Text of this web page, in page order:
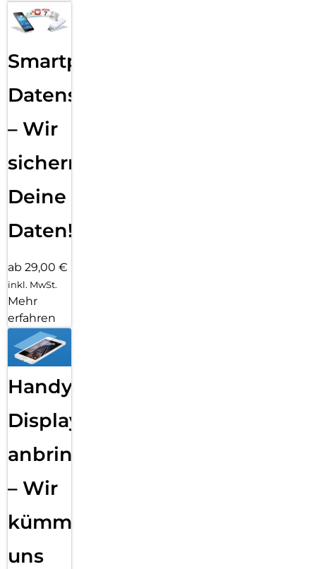
Smartphone
Datensicherung
– Wir
sichern
Deine
Daten!
ab 29,00 €
inkl. MwSt.
Mehr
erfahren
Handy
Displayfolie
anbringen
– Wir
kümmern
uns